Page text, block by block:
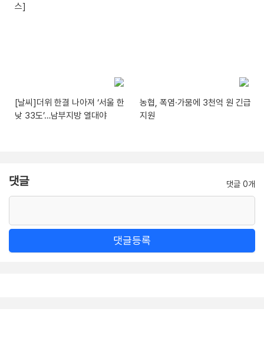
스]
[날씨]더위 한결 나아져 ‘서울 한
낮 33도’…남부지방 열대야
농협, 폭염·가뭄에 3천억 원 긴급
지원
댓글 댓글 0개
댓글등록